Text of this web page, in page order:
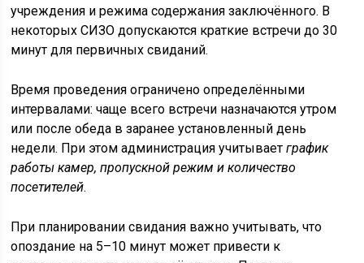
учреждения и режима содержания заключённого. В
некоторых СИЗО допускаются краткие встречи до 30
минут для первичных свиданий.
Время проведения ограничено определёнными
интервалами: чаще всего встречи назначаются утром
или после обеда в заранее установленный день
недели. При этом администрация учитываетграфик
работы камер, пропускной режим и количество
посетителей.
При планировании свидания важно учитывать, что
опоздание на 5–10 минут может привести к